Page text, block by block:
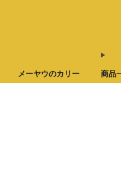
メーヤウのカリー 商品